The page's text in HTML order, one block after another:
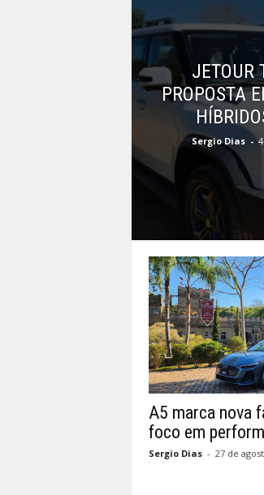
JETOUR
PROPOSTA
Sergio Dias -
A5 marca nova
foco em
Sergio Dias - 27 de